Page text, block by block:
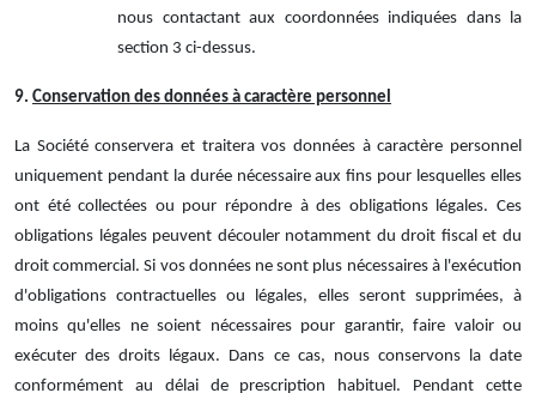
nous contactant aux coordonnées indiquées dans la
section 3 ci-dessus.
9. Conservation des données à caractère personnel
La Société conservera et traitera vos données à caractère personnel
uniquement pendant la durée nécessaire aux fins pour lesquelles elles
ont été collectées ou pour répondre à des obligations légales. Ces
obligations légales peuvent découler notamment du droit fiscal et du
droit commercial. Si vos données ne sont plus nécessaires à l'exécution
d'obligations contractuelles ou légales, elles seront supprimées, à
moins qu'elles ne soient nécessaires pour garantir, faire valoir ou
exécuter des droits légaux. Dans ce cas, nous conservons la date
conformément au délai de prescription habituel. Pendant cette